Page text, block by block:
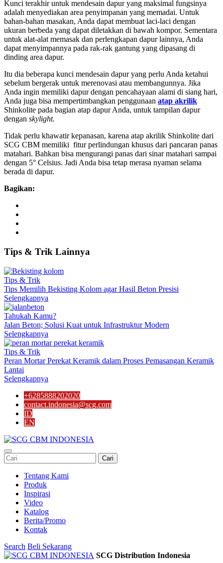
Kunci terakhir untuk mendesain dapur yang maksimal fungsinya
adalah menyediakan area penyimpanan yang memadai. Untuk
bahan-bahan masakan, Anda dapat membuat laci-laci dengan
ukuran berbeda yang dapat diletakkan di bawah kompor. Sementara
untuk alat-alat memasak dan perlengkapan dapur lainnya, Anda
dapat menyimpannya pada rak-rak gantung yang dipasang di
dinding area dapur.
Itu dia beberapa kunci mendesain dapur yang perlu Anda ketahui
sebelum bergerak untuk merenovasi atau membangunnya. Jika
Anda ingin memiliki dapur dengan pencahayaan alami di siang hari,
Anda juga bisa mempertimbangkan penggunaan atap akrilik
Shinkolite pada bagian atap dapur Anda, untuk tampilan dapur
dengan skylight.
Tidak perlu khawatir kepanasan, karena atap akrilik Shinkolite dari
SCG CBM memiliki fitur perlindungan khusus dari pancaran panas
matahari. Bahkan bisa mengurangi panas dari sinar matahari sampai
dengan 5° Celsius. Jadi Anda bisa tetap merasa nyaman selama
berada di dapur.
Bagikan:
Tips & Trik Lainnya
Tips & Trik
Tips Memilih Bekisting Kolom agar Hasil Beton Presisi
Selengkapnya
Tahukah Kamu?
Jalan Beton; Solusi Kuat untuk Infrastruktur Modern
Selengkapnya
Tips & Trik
Peran Mortar Perekat Keramik dalam Proses Pemasangan Keramik
Lantai
Selengkapnya
+6285888202020
contact.indonesia@scg.com
ID
EN
Cari
Tentang Kami
Produk
Inspirasi
Video
Katalog
Berita/Promo
Kontak
Search Beli Sekarang
SCG Distribution Indonesia